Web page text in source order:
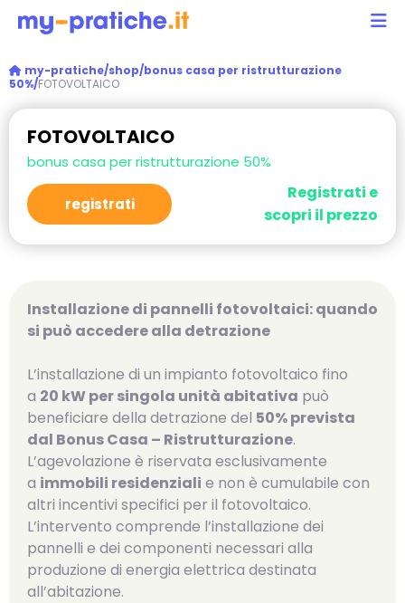
my-pratiche/shop/bonus casa per ristrutturazione
50%/FOTOVOLTAICO
FOTOVOLTAICO
bonus casa per ristrutturazione 50%
Registrati e
scopri il prezzo
registrati
Installazione di pannelli fotovoltaici: quando
si può accedere alla detrazione
L’installazione di un impianto fotovoltaico fino
a 20 kW per singola unità abitativa può
beneficiare della detrazione del 50% prevista
dal Bonus Casa – Ristrutturazione.
L’agevolazione è riservata esclusivamente
a immobili residenziali e non è cumulabile con
altri incentivi specifici per il fotovoltaico.
L’intervento comprende l’installazione dei
pannelli e dei componenti necessari alla
produzione di energia elettrica destinata
all’abitazione.